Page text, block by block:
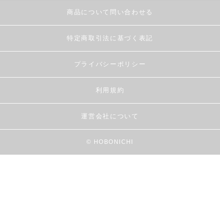
商品について問い合わせる
特定商取引法に基づく表記
プライバシーポリシー
利用規約
運営会社について
© HOBONICHI